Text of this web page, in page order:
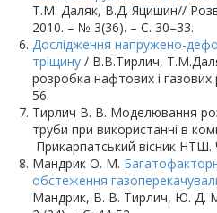
Т.М. Даляк, В.Д. Яцишин//
2010. – № 3(36). – С. 30–33.
Дослідження напружено-
тріщину / В.В.Тирлич,
розробка нафтових і
56.
Тирлич В. В. Моделювання
труби при використанні в
Прикарпатський вісник
Мандрик О. М.
обстеження
Мандрик, В. В. Тирлич, Ю. Д.